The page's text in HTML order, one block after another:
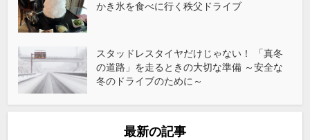
かき氷を食べに行く秩父ドライブ
スタッドレスタイヤだけじゃない！ 「真冬
の道路」を走るときの大切な準備 ～安全な
冬のドライブのために～
最新の記事